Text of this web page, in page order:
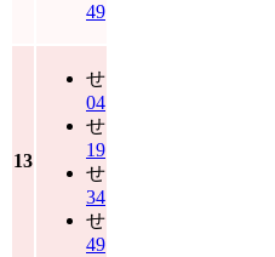
49
13
せ
04
せ
19
せ
34
せ
49